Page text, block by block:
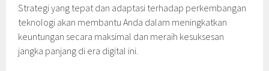
Strategi yang tepat dan adaptasi terhadap perkembangan
teknologi akan membantu Anda dalam meningkatkan
keuntungan secara maksimal dan meraih kesuksesan
jangka panjang di era digital ini.